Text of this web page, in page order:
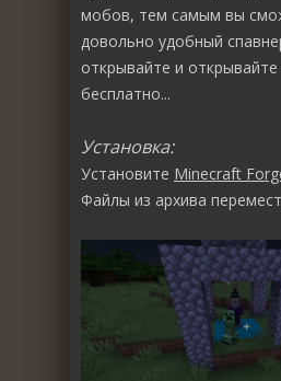
мобов, тем самым вы
довольно удобный
открывайте и
бесплатно...
Установка:
Установите Minecraft
Файлы из архива